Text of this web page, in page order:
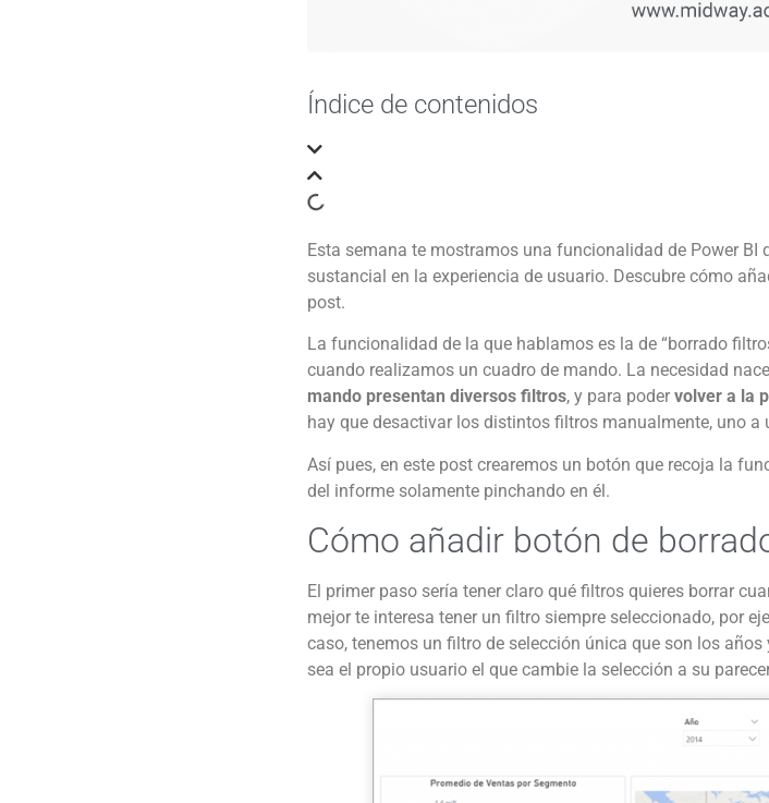
Índice de contenidos
Esta semana te mostramos una funcionalidad de Power
sustancial en la experiencia de usuario. Descubre cómo
post.
La funcionalidad de la que hablamos es la de “borrado
cuando realizamos un cuadro de mando. La necesidad
mando presentan diversos filtros, y para poder volver a la
hay que desactivar los distintos filtros manualmente, uno a
Así pues, en este post crearemos un botón que recoja la
del informe solamente pinchando en él.
Cómo añadir botón de
El primer paso sería tener claro qué filtros quieres borrar
mejor te interesa tener un filtro siempre seleccionado, por
caso, tenemos un filtro de selección única que son los
sea el propio usuario el que cambie la selección a su